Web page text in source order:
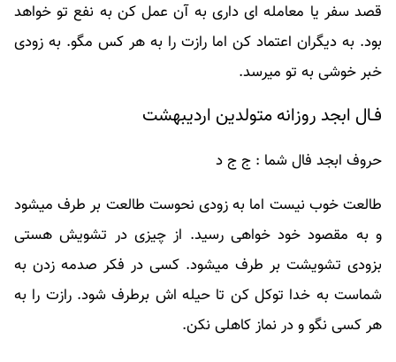
قصد سفر یا معامله ای داری به آن عمل کن به نفع تو خواهد
بود. به دیگران اعتماد کن اما رازت را به هر کس مگو. به زودی
خبر خوشی به تو میرسد.
فـال ابجد روزانه متولدین اردیبهشت
حروف ابجد فال شما : ج ج د
طالعت خوب نیست اما به زودی نحوست طالعت بر طرف میشود
و به مقصود خود خواهی رسید. از چیزی در تشویش هستی
بزودی تشویشت بر طرف میشود. کسی در فکر صدمه زدن به
شماست به خدا توکل کن تا حیله اش برطرف شود. رازت را به
هر کسی نگو و در نماز کاهلی نکن.